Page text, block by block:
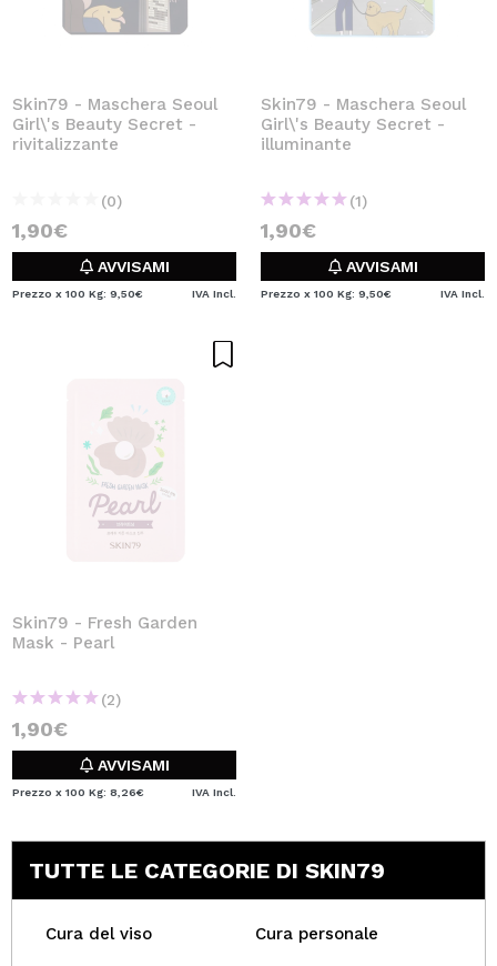
Skin79 - Maschera Seoul
Girl\'s Beauty Secret -
rivitalizzante
(0)
1,90€
AVVISAMI
Prezzo x 100 Kg: 9,50€ IVA Incl.
Skin79 - Maschera Seoul
Girl\'s Beauty Secret -
illuminante
(1)
1,90€
AVVISAMI
Prezzo x 100 Kg: 9,50€ IVA Incl.
Skin79 - Fresh Garden
Mask - Pearl
(2)
1,90€
AVVISAMI
Prezzo x 100 Kg: 8,26€ IVA Incl.
TUTTE LE CATEGORIE DI SKIN79
Cura del viso Cura personale